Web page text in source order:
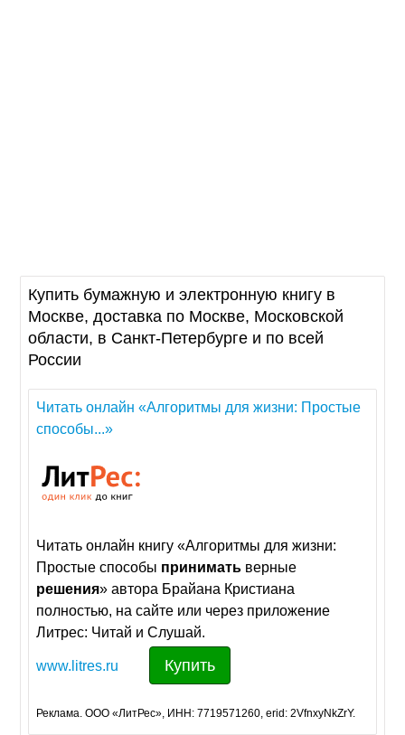
Купить бумажную и электронную книгу в
Москве, доставка по Москве, Московской
области, в Санкт-Петербурге и по всей
России
Читать онлайн «Алгоритмы для жизни: Простые
способы...»
Читать онлайн книгу «Алгоритмы для жизни:
Простые способы принимать верные
решения» автора Брайана Кристиана
полностью, на сайте или через приложение
Литрес: Читай и Слушай.
www.litres.ru Купить
Реклама. ООО «ЛитРес», ИНН: 7719571260, erid: 2VfnxyNkZrY.